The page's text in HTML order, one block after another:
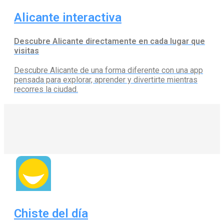
Alicante interactiva
Descubre Alicante directamente en cada lugar que
visitas
Descubre Alicante de una forma diferente con una app
pensada para explorar, aprender y divertirte mientras
recorres la ciudad.
Chiste del día